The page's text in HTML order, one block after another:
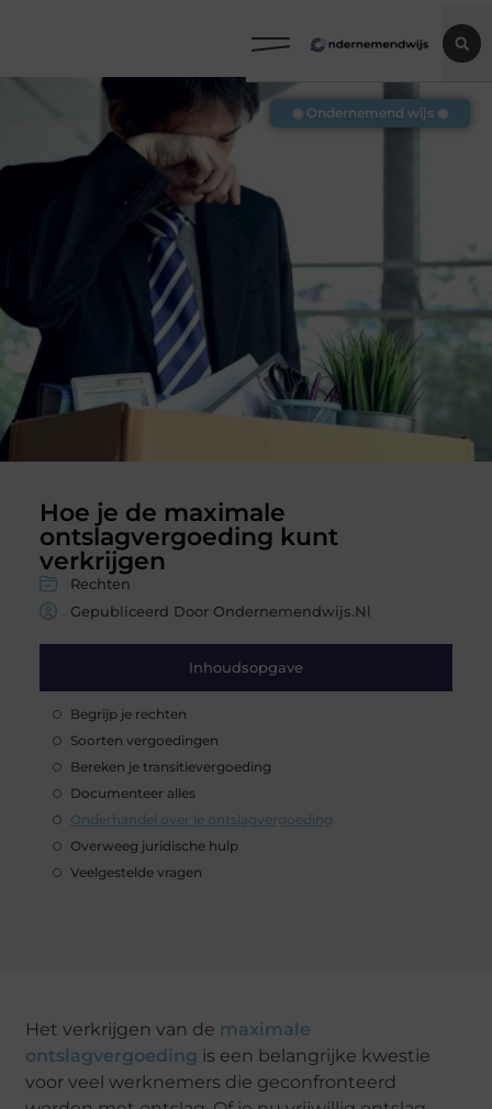
Hoe je de maximale
ontslagvergoeding kunt
verkrijgen
Rechten
Gepubliceerd Door Ondernemendwijs.nl
Inhoudsopgave
Begrijp je rechten
Soorten vergoedingen
Bereken je transitievergoeding
Documenteer alles
Onderhandel over je ontslagvergoeding
Overweeg juridische hulp
Veelgestelde vragen
◉ Ondernemend wijs ◉
Het verkrijgen van de maximale
ontslagvergoeding is een belangrijke kwestie
voor veel werknemers die geconfronteerd